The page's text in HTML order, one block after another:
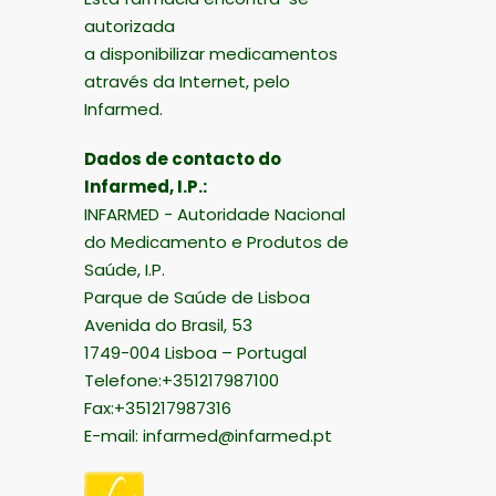
autorizada
a disponibilizar medicamentos
através da Internet, pelo
Infarmed.
Dados de contacto do
Infarmed, I.P.:
INFARMED - Autoridade Nacional
do Medicamento e Produtos de
Saúde, I.P.
Parque de Saúde de Lisboa
Avenida do Brasil, 53
1749-004 Lisboa – Portugal
Telefone:+351217987100
Fax:+351217987316
E-mail: infarmed@infarmed.pt